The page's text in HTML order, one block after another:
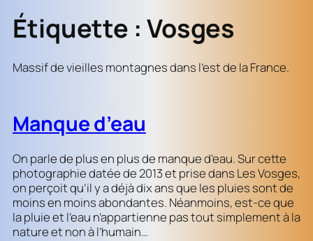
Étiquette : Vosges
Massif de vieilles montagnes dans l’est de la France.
Manque d’eau
On parle de plus en plus de manque d’eau. Sur cette
photographie datée de 2013 et prise dans Les Vosges,
on perçoit qu’il y a déjà dix ans que les pluies sont de
moins en moins abondantes. Néanmoins, est-ce que
la pluie et l’eau n’appartienne pas tout simplement à la
nature et non à l’humain…